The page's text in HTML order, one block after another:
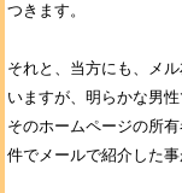
つきます。
それと、当方にも、メ
いますが、明らかな男
そのホームページの所
件でメールで紹介した事